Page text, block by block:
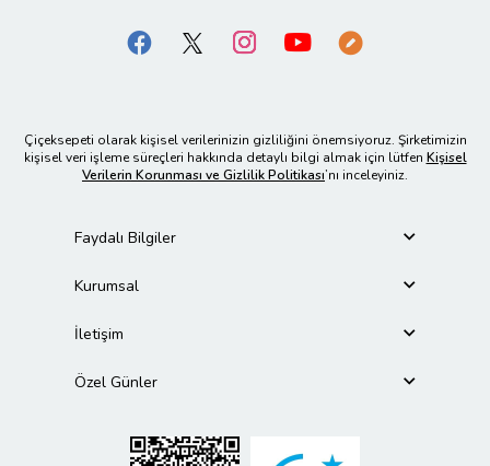
Çiçeksepeti olarak kişisel verilerinizin gizliliğini önemsiyoruz. Şirketimizin
kişisel veri işleme süreçleri hakkında detaylı bilgi almak için lütfen Kişisel
Verilerin Korunması ve Gizlilik Politikası’nı inceleyiniz.
Faydalı Bilgiler
Kurumsal
İletişim
Özel Günler